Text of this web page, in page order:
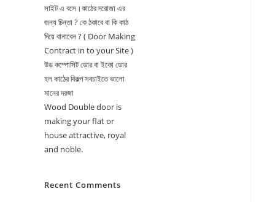
সাইট এ বসে।কাঠের দরোজা এর
জন্য চিন্তা ? কে ঠকাবে বা কি কাঠ
দিয়ে বানাবেন ? ( Door Making
Contract in to your Site )
উড কম্পোসিট ডোর বা ইকো ডোর
হল কাঠের বিকল্প সবচাইতে ভালো
মানের দরজা
Wood Double door is
making your flat or
house attractive, royal
and noble.
Recent Comments